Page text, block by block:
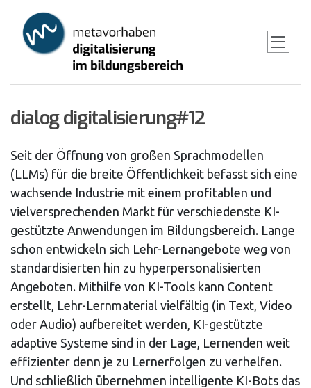
main
dialog digitalisierung#12
Seit der Öffnung von großen Sprachmodellen
(LLMs) für die breite Öffentlichkeit befasst sich eine
wachsende Industrie mit einem profitablen und
vielversprechenden Markt für verschiedenste KI-
gestützte Anwendungen im Bildungsbereich. Lange
schon entwickeln sich Lehr-Lernangebote weg von
standardisierten hin zu hyperpersonalisierten
Angeboten. Mithilfe von KI-Tools kann Content
erstellt, Lehr-Lernmaterial vielfältig (in Text, Video
oder Audio) aufbereitet werden, KI-gestützte
adaptive Systeme sind in der Lage, Lernenden weit
effizienter denn je zu Lernerfolgen zu verhelfen.
Und schließlich übernehmen intelligente KI-Bots das